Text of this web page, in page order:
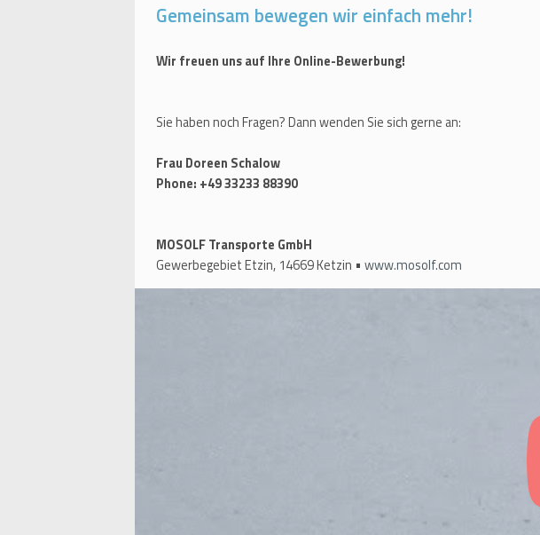
Gemeinsam bewegen wir einfach mehr!
Wir freuen uns auf Ihre Online-Bewerbung!
Sie haben noch Fragen? Dann wenden Sie sich gerne an:
Frau Doreen Schalow
Phone: +49 33233 88390
MOSOLF Transporte GmbH
Gewerbegebiet Etzin, 14669 Ketzin • www.mosolf.com